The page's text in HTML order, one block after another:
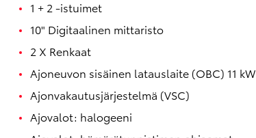
1 + 2 -istuimet
10" Digitaalinen mittaristo
2 X Renkaat
Ajoneuvon sisäinen latauslaite (OBC) 11 kW
Ajonvakautusjärjestelmä (VSC)
Ajovalot: halogeeni